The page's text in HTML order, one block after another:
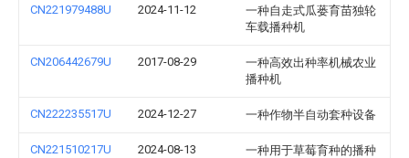
CN221979488U 2024-11-12
一种自走式瓜蒌育苗独轮
车载播种机
CN206442679U 2017-08-29
一种高效出种率机械农业
播种机
CN222235517U 2024-12-27 一种作物半自动套种设备
CN221510217U 2024-08-13
一种用于草莓育种的播种